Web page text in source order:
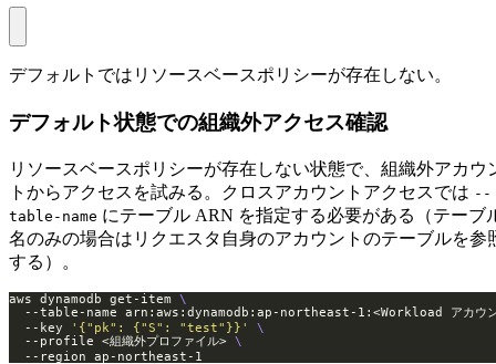
デフォルトではリソースベースポリシーが存在しない。
デフォルト状態での組織外アクセス確認
リソースベースポリシーが存在しない状態で、組織外アカウ
トからアクセスを試みる。クロスアカウントアクセスでは --
table-name にテーブル ARN を指定する必要がある（テーブ
名のみの場合はリクエスタ自身のアカウントのテーブルを参
する）。
aws dynamodb get-item
--table-name arn:aws:dynamodb:ap-northeast-1:<Workload アカ
  --key
'{"pk": {"S": "test"}}'
  --profile <組織外プロファイル>
  --region ap-northeast-1